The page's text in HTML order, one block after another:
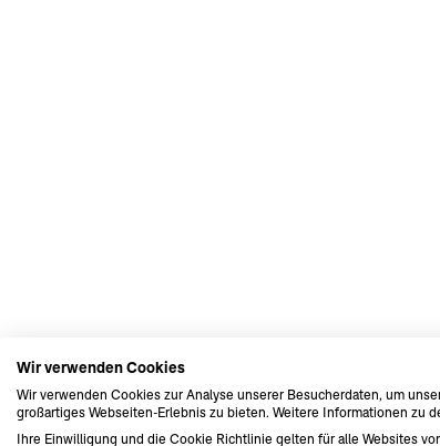
Wir verwenden Cookies
Wir verwenden Cookies zur Analyse unserer Besucherdaten, um
großartiges Webseiten-Erlebnis zu bieten. Weitere Informationen zu
Ihre Einwilligung und die Cookie Richtlinie gelten für alle Websites